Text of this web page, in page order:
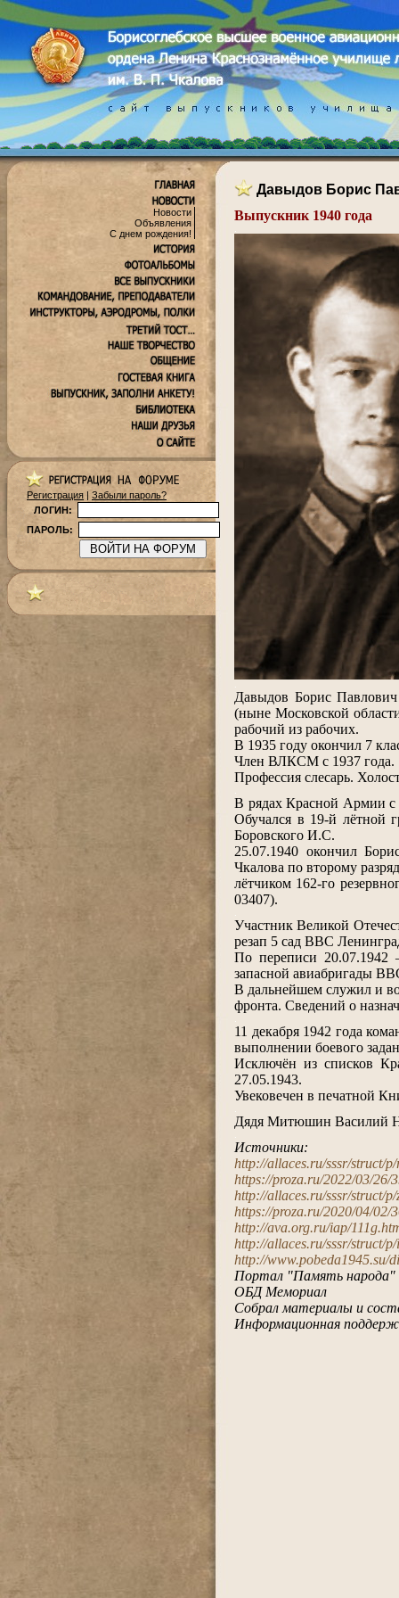
Новости
Объявления
С днем рождения!
Регистрация | Забыли пароль?
ЛОГИН:
ПАРОЛЬ:
Давыдов Борис
Выпускник 1940 года
Давыдов Борис
(ныне Московской
рабочий из рабочих.
В 1935 году окончил 7
Член ВЛКСМ с 1937 года.
Профессия слесарь.
В рядах Красной Армии с
Обучался в 19-й лётной
Боровского И.С.
25.07.1940 окончил
Чкалова по второму
лётчиком 162-го
03407).
Участник Великой
резап 5 сад ВВС
По переписи
запасной авиабригады
В дальнейшем служил и
фронта. Сведений о
11 декабря 1942 года
выполнении боевого
Исключён из списков
27.05.1943.
Увековечен в печатной
Дядя Митюшин Василий
Источники:
http://allaces.ru/sssr/struct/
https://proza.ru/2022/03/26/
http://allaces.ru/sssr/struct/
https://proza.ru/2020/04/02/
http://ava.org.ru/iap/
http://allaces.ru/sssr/struct/
http://www.pobeda1945.su/
Портал "Память народа"
ОБД Мемориал
Собрал материалы и
Информационная